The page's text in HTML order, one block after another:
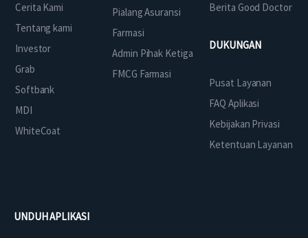
Cerita Kami
Tentang kami
Investor
Grab
Softbank
MDI
WhiteCoat
Pialang Asuransi
Farmasi
Admin Pihak Ketiga
FMCG Farmasi
Berita Good Doctor
DUKUNGAN
Pusat Layanan
FAQ Aplikasi
Kebijakan Privasi
Ketentuan Layanan
UNDUH APLIKASI